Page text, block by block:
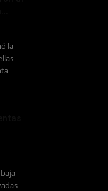
la